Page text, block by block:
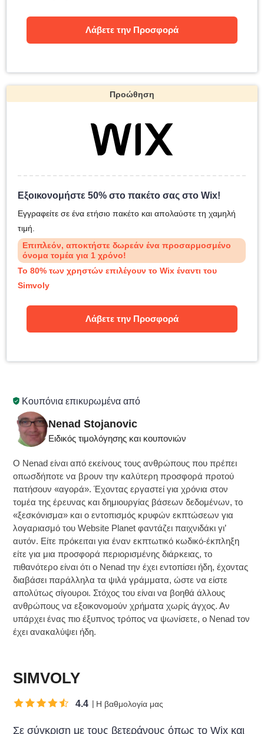
Κουπόνια επικυρωμένα από
Nenad Stojanovic
Ειδικός τιμολόγησης και κουπονιών
Ο Nenad είναι από εκείνους τους ανθρώπους που πρέπει
οπωσδήποτε να βρουν την καλύτερη προσφορά προτού
πατήσουν «αγορά». Έχοντας εργαστεί για χρόνια στον
τομέα της έρευνας και δημιουργίας βάσεων δεδομένων, το
«ξεσκόνισμα» και ο εντοπισμός κρυφών εκπτώσεων για
λογαριασμό του Website Planet φαντάζει παιχνιδάκι γι’
αυτόν. Είτε πρόκειται για έναν εκπτωτικό κωδικό-έκπληξη
είτε για μια προσφορά περιορισμένης διάρκειας, το
πιθανότερο είναι ότι ο Nenad την έχει εντοπίσει ήδη, έχοντας
διαβάσει παράλληλα τα ψιλά γράμματα, ώστε να είστε
απολύτως σίγουροι. Στόχος του είναι να βοηθά άλλους
ανθρώπους να εξοικονομούν χρήματα χωρίς άγχος. Αν
υπάρχει ένας πιο έξυπνος τρόπος να ψωνίσετε, ο Nenad τον
έχει ανακαλύψει ήδη.
Λάβετε την Προσφορά
Προώθηση
Εξοικονομήστε 50% στο πακέτο σας στο Wix!
Εγγραφείτε σε ένα ετήσιο πακέτο και απολαύστε τη χαμηλή
τιμή.
Επιπλεόν, αποκτήστε δωρεάν ένα προσαρμοσμένο
όνομα τομέα για 1 χρόνο!
Το 80% των χρηστών επιλέγουν το Wix έναντι του
Simvoly
Λάβετε την Προσφορά
SIMVOLY
4.4 Η βαθμολογία μας
Σε σύγκριση με τους βετεράνους όπως το Wix και